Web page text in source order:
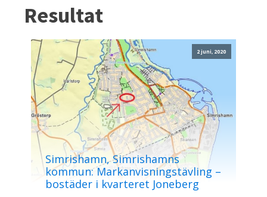
Resultat
2 juni, 2020
Simrishamn, Simrishamns
kommun: Markanvisningstävling –
bostäder i kvarteret Joneberg